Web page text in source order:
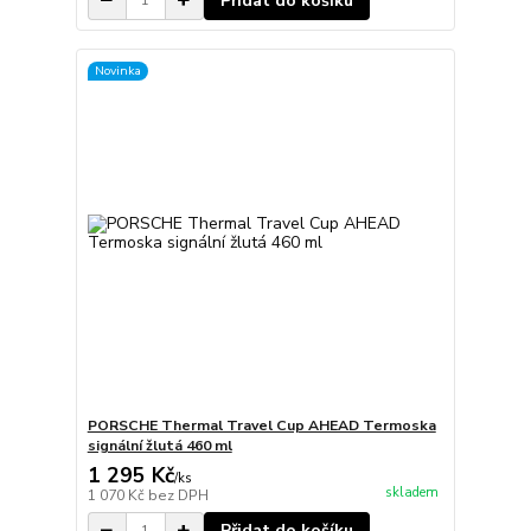
Novinka
PORSCHE Thermal Travel Cup AHEAD Termoska
signální žlutá 460 ml
1 295 Kč/ks
1 070 Kč bez DPH skladem